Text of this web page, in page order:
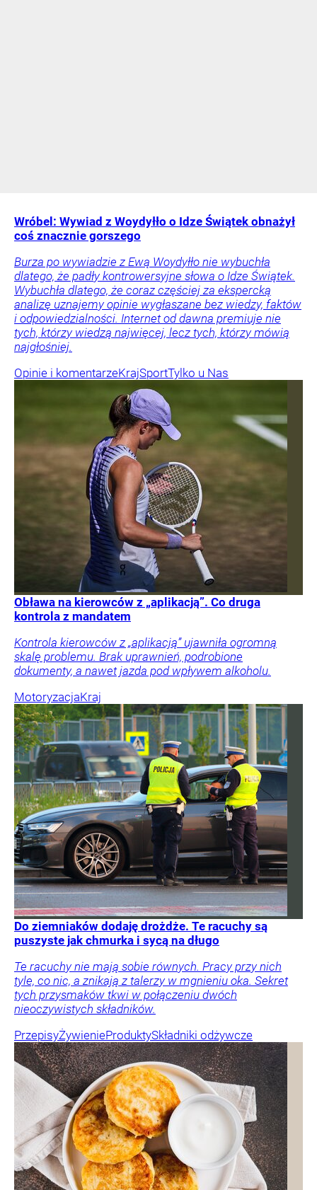
Wróbel: Wywiad z Woydyłło o Idze Świątek obnażył
coś znacznie gorszego
Burza po wywiadzie z Ewą Woydyłło nie wybuchła
dlatego, że padły kontrowersyjne słowa o Idze Świątek.
Wybuchła dlatego, że coraz częściej za ekspercką
analizę uznajemy opinie wygłaszane bez wiedzy, faktów
i odpowiedzialności. Internet od dawna premiuje nie
tych, którzy wiedzą najwięcej, lecz tych, którzy mówią
najgłośniej.
Opinie i komentarzeKrajSportTylko u Nas
Obława na kierowców z „aplikacją”. Co druga
kontrola z mandatem
Kontrola kierowców z „aplikacją” ujawniła ogromną
skalę problemu. Brak uprawnień, podrobione
dokumenty, a nawet jazda pod wpływem alkoholu.
MotoryzacjaKraj
Do ziemniaków dodaję drożdże. Te racuchy są
puszyste jak chmurka i sycą na długo
Te racuchy nie mają sobie równych. Pracy przy nich
tyle, co nic, a znikają z talerzy w mgnieniu oka. Sekret
tych przysmaków tkwi w połączeniu dwóch
nieoczywistych składników.
PrzepisyŻywienieProduktySkładniki odżywcze